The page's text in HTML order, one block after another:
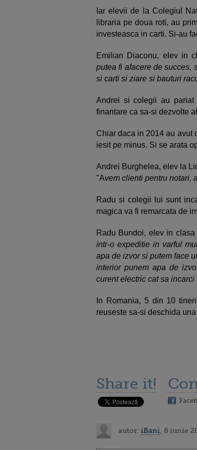
Iar elevii de la Colegiul
libraria pe doua roti, au
investeasca in carti. Si-au
Emilian Diaconu, elev in
putea fi afacere de succes,
si carti si ziare si bauturi
Andrei si colegii au
finantare ca sa-si dezvolte
Chiar daca in 2014 au avut
iesit pe minus. Si se arata
Andrei Burghelea, elev la
"Avem clienti pentru notari,
Radu si colegii lui sunt
magica va fi remarcata de
Radu Bundoi, elev in
intr-o expeditie in varful
apa de izvor si putem face
interior punem apa de
curent electric cat sa incarci
In Romania, 5 din 10
reuseste sa-si deschida
Share it!
autor: iBani , 8 iunie